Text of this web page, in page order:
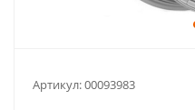
Артикул:00093983